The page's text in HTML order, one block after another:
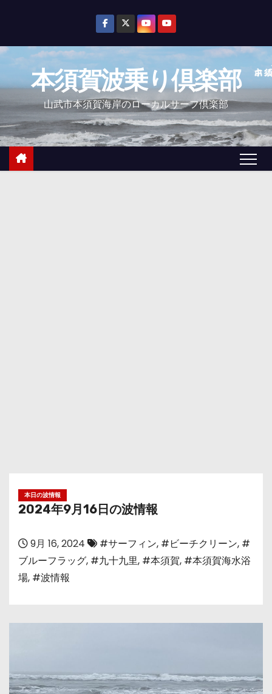
ン
へ
キ
ッ
本須賀波乗り倶楽部
山武市本須賀海岸のローカルサーフ倶楽部
本日の波情報
2024年9月16日の波情報
9月 16, 2024 #サーフィン, #ビーチクリーン, #
ブルーフラッグ, #九十九里, #本須賀, #本須賀海水浴
場, #波情報